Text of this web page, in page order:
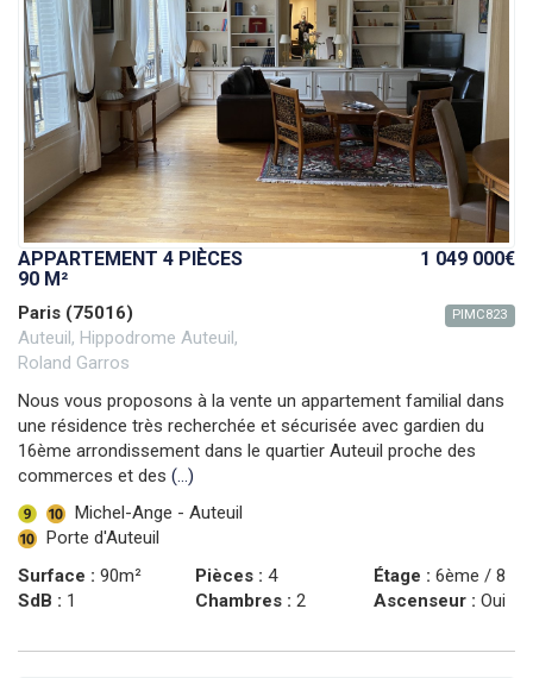
APPARTEMENT 4 PIÈCES
90 M²
1 049 000€
Paris (75016)
Auteuil, Hippodrome Auteuil,
Roland Garros
PIMC823
Nous vous proposons à la vente un appartement familial dans
une résidence très recherchée et sécurisée avec gardien du
16ème arrondissement dans le quartier Auteuil proche des
commerces et des (...)
Michel-Ange - Auteuil
Porte d'Auteuil
Surface : 90m²
SdB : 1
Pièces : 4
Chambres : 2
Étage : 6ème / 8
Ascenseur : Oui